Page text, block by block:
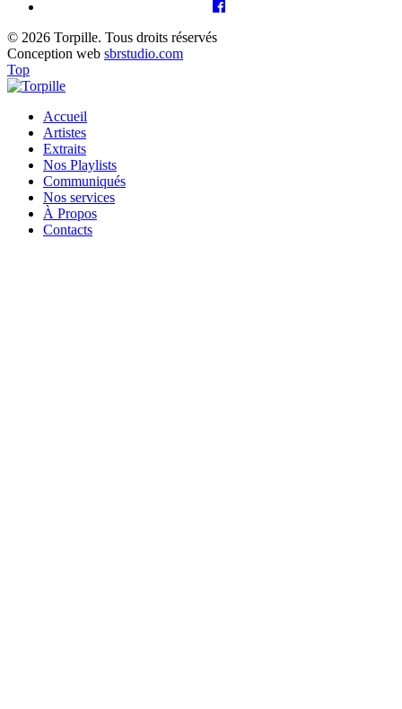
© 2026 Torpille. Tous droits réservés
Conception web sbrstudio.com
Top
Accueil
Artistes
Extraits
Nos Playlists
Communiqués
Nos services
À Propos
Contacts